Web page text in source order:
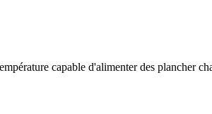
capable d'alimenter des plancher